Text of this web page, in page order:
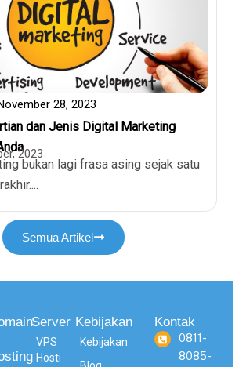
28, 2023
dan Jenis Digital Marketing
2023
bukan lagi frasa asing sejak satu
Semua Artikel
Server
VPS
Hosting
Kebijakan
Kebijakan
Kontak
0811-
8085-